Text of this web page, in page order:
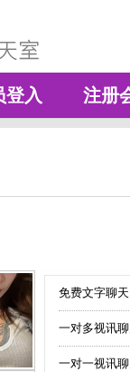
登入 注册
免费文字聊
一对多视讯
一对一视讯